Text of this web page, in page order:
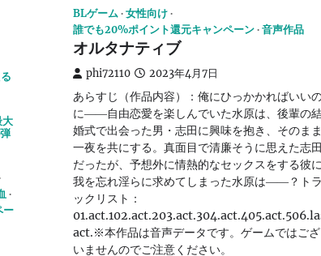
大
ー
BLゲーム 女性向け
誰でも20%ポイント還元キャンペーン 音声作品
オルタナティブ
phi72110 2023年4月7日
あらすじ（作品内容）：俺にひっかかればいい
に――自由恋愛を楽しんでいた水原は、後輩の
婚式で出会った男・志田に興味を抱き、そのまま
一夜を共にする。真面目で清廉そうに思えた志田
だったが、予想外に情熱的なセックスをする彼に
我を忘れ淫らに求めてしまった水原は――？トラ
ックリスト：
act.※本作品は音声データです。ゲームではござ
いませんのでご注意ください。